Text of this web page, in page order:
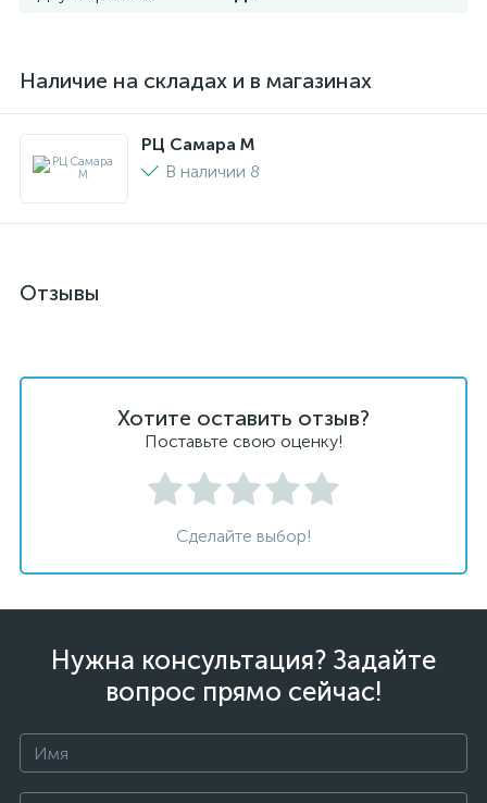
Наличие на складах и в магазинах
РЦ Самара M
В наличии 8
Отзывы
Хотите оставить отзыв?
Поставьте свою оценку!
Сделайте выбор!
Нужна консультация? Задайте
вопрос прямо сейчас!